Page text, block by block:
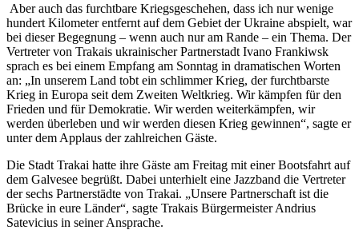
Aber auch das furchtbare Kriegsgeschehen, dass ich nur wenige
hundert Kilometer entfernt auf dem Gebiet der Ukraine abspielt, war
bei dieser Begegnung – wenn auch nur am Rande – ein Thema. Der
Vertreter von Trakais ukrainischer Partnerstadt Ivano Frankiwsk
sprach es bei einem Empfang am Sonntag in dramatischen Worten
an: „In unserem Land tobt ein schlimmer Krieg, der furchtbarste
Krieg in Europa seit dem Zweiten Weltkrieg. Wir kämpfen für den
Frieden und für Demokratie. Wir werden weiterkämpfen, wir
werden überleben und wir werden diesen Krieg gewinnen“, sagte er
unter dem Applaus der zahlreichen Gäste.
Die Stadt Trakai hatte ihre Gäste am Freitag mit einer Bootsfahrt auf
dem Galvesee begrüßt. Dabei unterhielt eine Jazzband die Vertreter
der sechs Partnerstädte von Trakai. „Unsere Partnerschaft ist die
Brücke in eure Länder“, sagte Trakais Bürgermeister Andrius
Satevicius in seiner Ansprache.